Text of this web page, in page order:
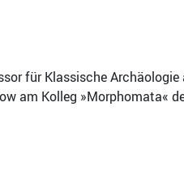
für Klassische
am Kolleg »Morphomata«